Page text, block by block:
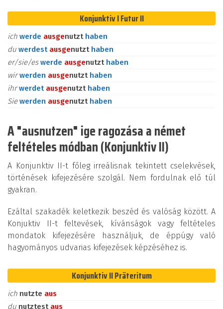
Konjunktiv I Futur II
ich werde ausgenutzt haben
du werdest ausgenutzt haben
er/sie/eswerde ausgenutzt haben
wirwerden ausgenutzt haben
ihrwerdet ausgenutzt haben
Siewerden ausgenutzt haben
A "ausnutzen" ige ragozása a német
feltételes módban (Konjunktiv II)
A Konjunktiv II-t főleg irreálisnak tekintett cselekvések,
történések kifejezésére szolgál. Nem fordulnak elő túl
gyakran.
Ezáltal szakadék keletkezik beszéd és valóság között. A
Konjuktiv II-t feltevések, kívánságok vagy feltételes
mondatok kifejezésére használjuk, de éppúgy való
hagyományos udvarias kifejezések képzéséhez is.
Konjunktiv II Präteritum
ich nutzte aus
du nutztest aus